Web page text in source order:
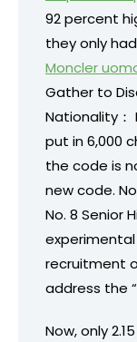
92 percent
they only
Moncler
Gather to
Nationality：
put in 6,000
the code is
new code.
No. 8 Senior
recruitment
address the
Now, only